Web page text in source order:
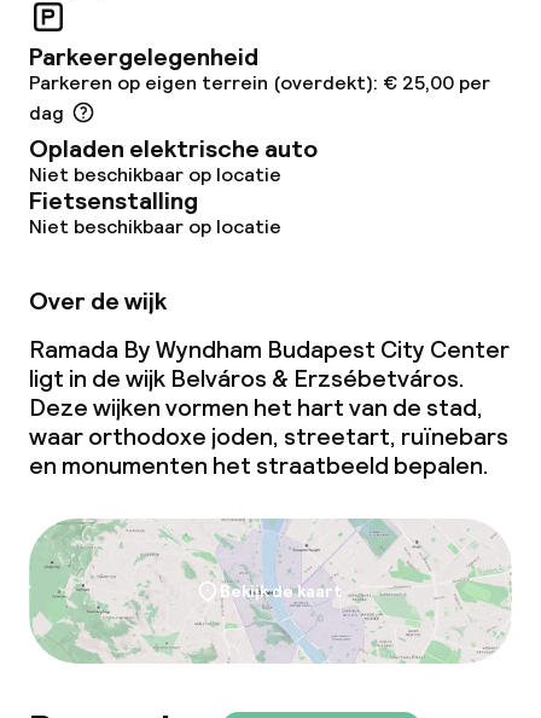
Parkeergelegenheid
Parkeren op eigen terrein (overdekt): € 25,00 per
dag
Opladen elektrische auto
Niet beschikbaar op locatie
Fietsenstalling
Niet beschikbaar op locatie
Over de wijk
Ramada By Wyndham Budapest City Center
ligt in de wijk Belváros & Erzsébetváros.
Deze wijken vormen het hart van de stad,
waar orthodoxe joden, streetart, ruïnebars
en monumenten het straatbeeld bepalen.
Bekijk de kaart